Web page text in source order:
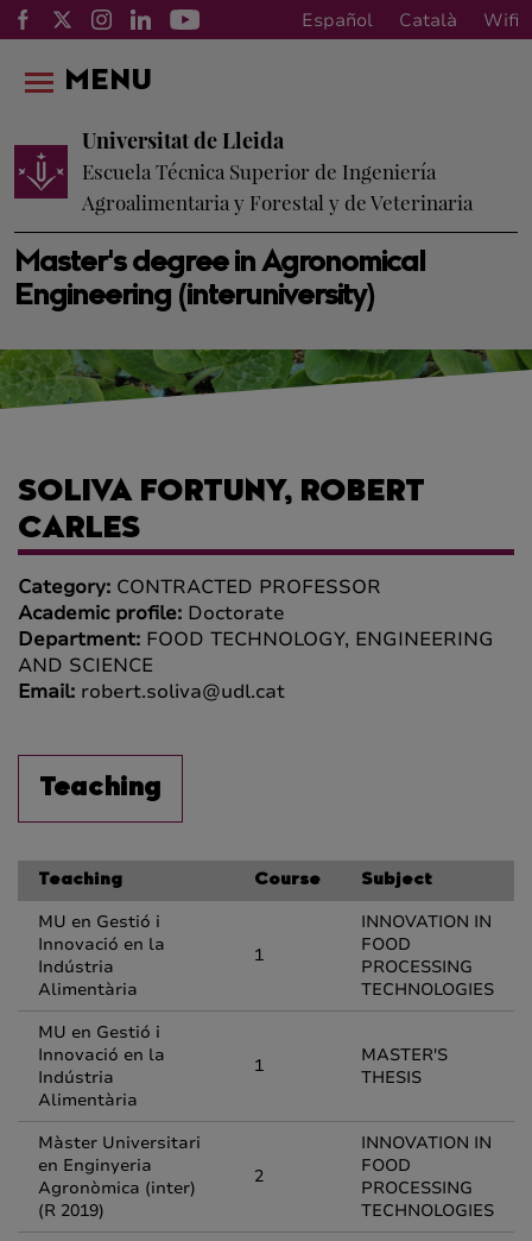
Español Català Wifi
Master's degree in Agronomical
Engineering (interuniversity)
Universitat de Lleida
Escuela Técnica Superior de Ingeniería
Agroalimentaria y Forestal y de Veterinaria
MENU
SOLIVA FORTUNY, ROBERT
CARLES
Category: CONTRACTED PROFESSOR
Academic profile: Doctorate
Department: FOOD TECHNOLOGY, ENGINEERING
AND SCIENCE
Email: robert.soliva@udl.cat
Teaching
Teaching Course Subject
MU en Gestió i
Innovació en la
Indústria
Alimentària
1
INNOVATION IN
FOOD
PROCESSING
TECHNOLOGIES
MU en Gestió i
Innovació en la
Indústria
Alimentària
1
MASTER'S
THESIS
Màster Universitari
en Enginyeria
Agronòmica (inter)
(R 2019)
2
INNOVATION IN
FOOD
PROCESSING
TECHNOLOGIES